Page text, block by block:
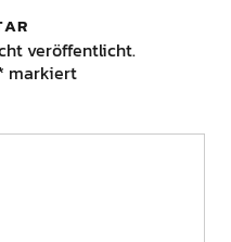
veröffentlicht.
markiert